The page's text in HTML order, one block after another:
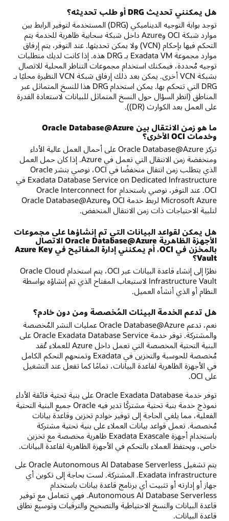
هل يمكنني تحديث DRG أو طلب تحديثه؟
توجد بوابة التوجيه الديناميكي (DRG) المستخدمة لتوفير الرابط بين
موارد شبكة OCI وAzure داخل شبكة سحابية ظاهرية للخدمة يتم
التحكم فيها بإحكام (VCN) ولا يمكن تحديثها. عند التوفر، يتم إرفاق
موارد مجموعة Exadata VM بـ DRG هذه. إذا كانت لديك متطلبات
توجيه مُحددة، فيمكنك استخدام مجموعات التناظر المحلية للاتصال
بشبكة VCN أخرى. يمكن بعد ذلك إرفاق شبكة VCN النظيرة محليًا بـ
DRG التي تتحكم بها. يمكن استخدام DRG هذا للنسخ المتماثل عبر
المناطق (انظر السؤال حول النسخ المتماثل للبيانات لاستعادة القدرة
على العمل بعد الكوارث (DR)).
ما هو زمن الانتقال بين Oracle Database@Azure
وخدمات OCI الأخرى؟
تركز Oracle Database@Azure على أحمال العمل عالية الأداء
ومنخفضة زمن الانتقال التي تعمل في Azure. إذا كان حمل العمل
الذي يتطلب زمن انتقال منخفضًا في OCI، نوصي بنشر Oracle
Exadata Database Service on Dedicated Infrastructure في
OCI. عند التوفر، نوصي باستخدام Oracle Interconnect for
Microsoft Azure لربط خدمة OCI وOracle Database@Azure
لتلبية الاحتياجات ذات زمن الانتقال المنخفض.
هل يمكن لقواعد البيانات التي تم إنشاؤها على مجموعات
الأجهزة الظاهرية Oracle Database@Azure الاتصال
بالمخزن في OCI، أم يمكنني إدارة المفاتيح في Azure Key
Vault؟
نظرًا إلى إنشاء قاعدة البيانات عبر OCI، يتم استخدام Oracle Cloud
Infrastructure Vault لاستيعاب المفتاح الذي تم إنشاؤه بواسطة
النظام أو الذي أنشأه العميل.
هل تدعم الخدمة البيئات المُخصصة ومن دون خادم؟
نعم، تدعم Oracle Database@Azure عمليات النشر المُخصصة
والمشتركة. توفر خدمة Oracle Exadata Database Service على
البنية التحتية المخصصة التي تعمل داخل Azure للعملاء عُقد
مُخصصة للحوسبة والتخزين في Exadata وتمنحهم التحكم الكامل
في الأجهزة الظاهرية لقاعدة البيانات، تمامًا كما تفعل عند التشغيل
على OCI.
توفر خدمة Oracle Exadata Database على بنية تحتية فائقة الأداء
نموذج خدمة بنية تحتية مشتركًا تدير فيه Oracle جميع البنية التحتية
الفعلية، مما يلغي الحاجة إلى توفير خوادم تخزين وقاعدة بيانات
مُخصصة. تعمل قواعد بيانات العملاء على بنية تحتية مشتركة
باستخدام أجهزة Exadata Exascale ظاهرية مخصصة مع تخزين
خاص، ويحتفظ العملاء بالتحكم في الأجهزة الظاهرية لقاعدة البيانات.
يتم تشغيل Oracle Autonomous AI Database Serverless على
Exadata infrastructure. المشتركة. لست بحاجة إلى تكوين أي
جهاز أو إدارته أو تثبيت أي برنامج قاعدة بيانات باستخدام
Autonomous AI Database Serverless. فهي تتعامل مع توفير
قاعدة البيانات والنسخ الاحتياطية والتصحيح والترقيات وتوسيع نطاق
قاعدة البيانات.